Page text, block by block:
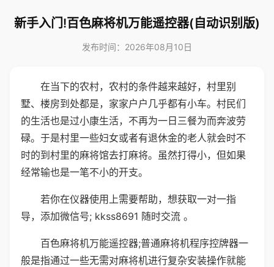
新手入门!百色麻将机万能遥控器(自动识别版)
发布时间：2026年08月10日
在当下的农村，农村的条件越来越好，村里别
墅、楼房到处都是，家家户户几乎都有小车。村民们
的生活也是过小康生活，不再为一日三餐为而奔波劳
碌。于是村里一些妇女或者有退休金的老人就会时不
时的到村里的麻将馆去打麻将。虽然打得小，但如果
经常输也是一笔不小的开支。
若你在仪器使用上需要帮助，想获取一对一指
导，添加微信号; kkss8691 随时交流 。
百色麻将机万能遥控器;普通麻将机程序控牌器一
般是指通过一些无需对麻将机进行复杂安装操作就能